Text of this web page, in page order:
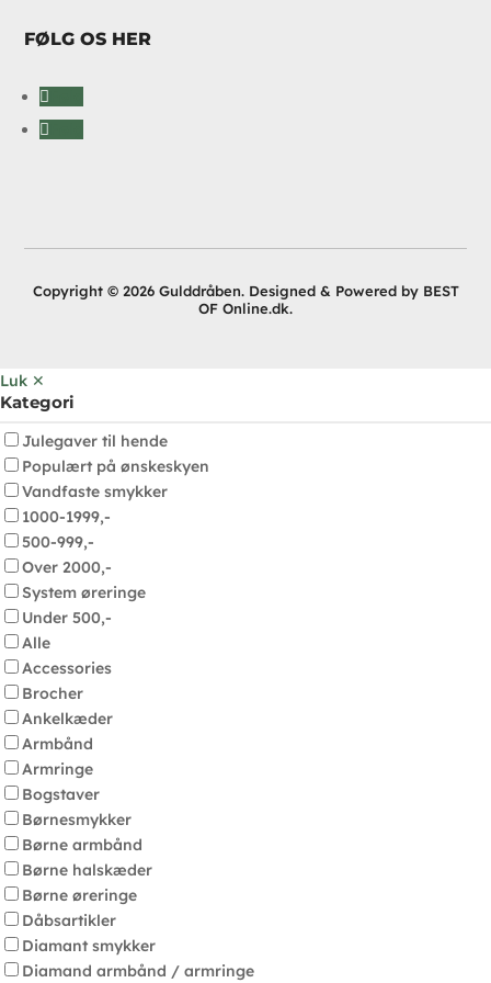
FØLG OS HER
Copyright © 2026 Gulddråben. Designed & Powered by BEST
OF Online.dk.
Luk ✕
Kategori
Julegaver til hende
Populært på ønskeskyen
Vandfaste smykker
1000-1999,-
500-999,-
Over 2000,-
System øreringe
Under 500,-
Alle
Accessories
Brocher
Ankelkæder
Armbånd
Armringe
Bogstaver
Børnesmykker
Børne armbånd
Børne halskæder
Børne øreringe
Dåbsartikler
Diamant smykker
Diamand armbånd / armringe